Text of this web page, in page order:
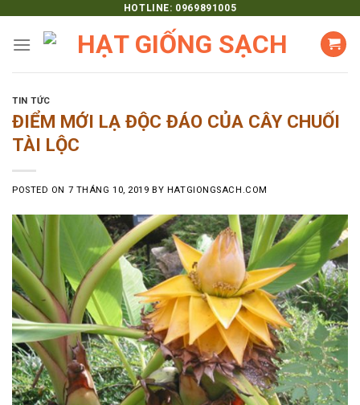
content
HOTLINE: 0969891005
TIN TỨC
ĐIỂM MỚI LẠ ĐỘC ĐÁO CỦA CÂY CHUỐI
TÀI LỘC
POSTED ON 7 THÁNG 10, 2019 BY HATGIONGSACH.COM